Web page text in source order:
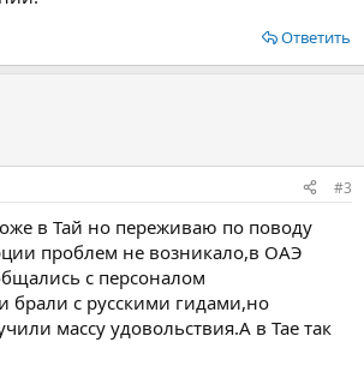
Ответить
#3
в Тай но переживаю по поводу
проблем не возникало,в ОАЭ
с персоналом
брали с русскими гидами,но
массу удовольствия.А в Тае так